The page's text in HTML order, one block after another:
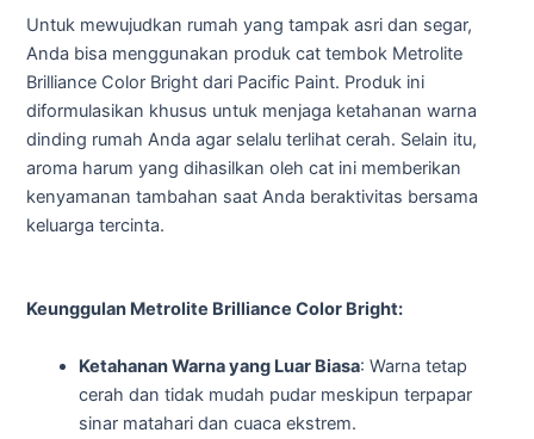
Untuk mewujudkan rumah yang tampak asri dan segar,
Anda bisa menggunakan produk cat tembok Metrolite
Brilliance Color Bright dari Pacific Paint. Produk ini
diformulasikan khusus untuk menjaga ketahanan warna
dinding rumah Anda agar selalu terlihat cerah. Selain itu,
aroma harum yang dihasilkan oleh cat ini memberikan
kenyamanan tambahan saat Anda beraktivitas bersama
keluarga tercinta.
Keunggulan Metrolite Brilliance Color Bright:
Ketahanan Warna yang Luar Biasa: Warna tetap
cerah dan tidak mudah pudar meskipun terpapar
sinar matahari dan cuaca ekstrem.